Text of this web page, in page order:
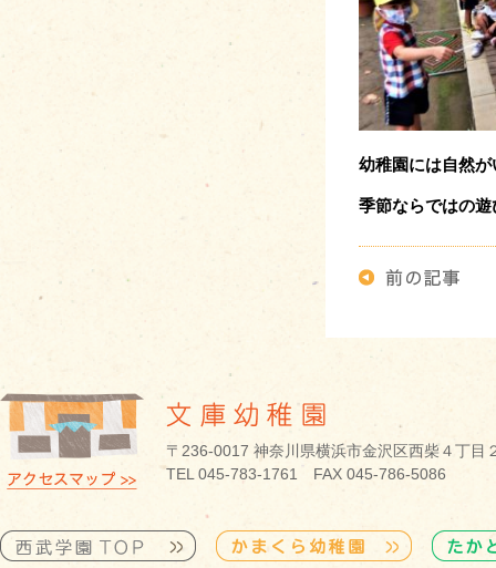
幼稚園には自然
季節ならではの
〒236-0017 神奈川県横浜市金沢区西柴４丁
TEL 045-783-1761 FAX 045-786-5086